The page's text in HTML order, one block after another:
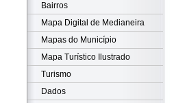
Bairros
Mapa Digital de Medianeira
Mapas do Município
Mapa Turístico Ilustrado
Turismo
Dados